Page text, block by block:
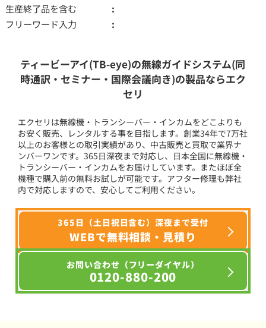
生産終了品を含む
フリーワード入力
ティービーアイ(TB-eye)の無線ガイドシステム(同
時通訳・セミナー・国際会議向き)の製品ならエク
セリ
エクセリは無線機・トランシーバー・インカムをどこよりも
お安く販売、レンタルする事を目指します。創業34年で7万社
以上のお客様との取引実績があり、中古販売と買取で業界ナ
ンバーワンです。365日深夜まで対応し、日本全国に無線機・
トランシーバー・インカムをお届けしています。またほぼ全
機種で購入前の無料お試しが可能です。アフター修理も弊社
内で対応しますので、安心してご利用ください。
365日（土日祝日含む）深夜まで受付
WEBで無料相談・見積り
お問い合わせ（フリーダイヤル）
0120-880-200